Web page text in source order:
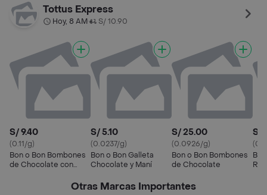
Tottus Express
Hoy, 8 AM• S/ 10.90
S/ 9.40
(0.11/g)
Bon o Bon Bombones
de Chocolate con
S/ 5.10
(0.0237/g)
Bon o Bon Galleta
Chocolate y Maní
S/ 25.00
(0.0926/g)
Bon o Bon Bombones
de Chocolate
S/
Otras Marcas Importantes